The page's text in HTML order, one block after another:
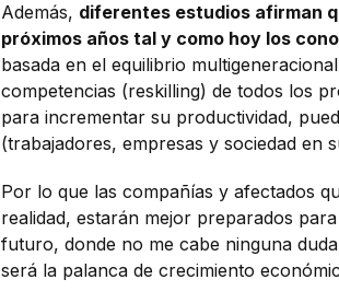
Además, diferentes estudios afirman
próximos años tal y como hoy los
basada en el equilibrio
competencias (reskilling) de todos los
para incrementar su productividad,
(trabajadores, empresas y sociedad en
Por lo que las compañías y afectados
realidad, estarán mejor preparados
futuro, donde no me cabe ninguna
será la palanca de crecimiento